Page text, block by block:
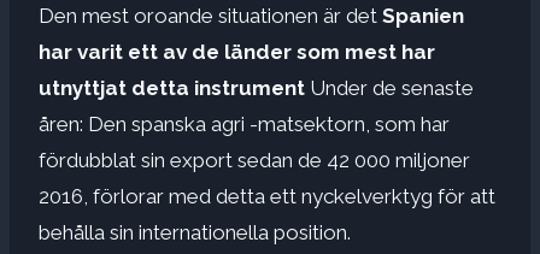
Den mest oroande situationen är det Spanien
har varit ett av de länder som mest har
utnyttjat detta instrument Under de senaste
åren: Den spanska agri -matsektorn, som har
fördubblat sin export sedan de 42 000 miljoner
2016, förlorar med detta ett nyckelverktyg för att
behålla sin internationella position.